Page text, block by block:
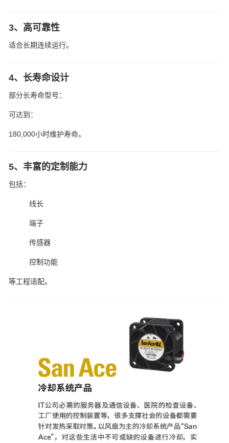
3、高可靠性
适合长期连续运行。
4、长寿命设计
部分长寿命型号：
可达到：
180,000小时维护寿命。
5、丰富的定制能力
包括：
线长
端子
传感器
控制功能
等工程适配。